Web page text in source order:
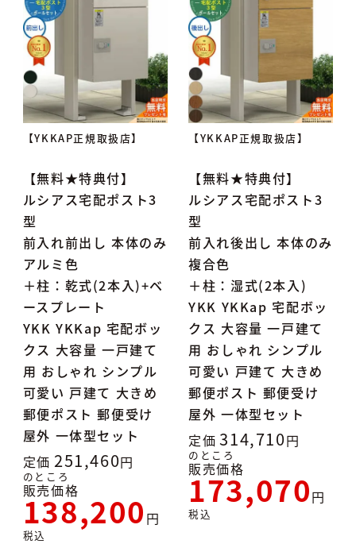
【YKKAP正規取扱店】
【無料★特典付】
ルシアス宅配ポスト3
型
前入れ前出し 本体のみ
アルミ色
＋柱：乾式(2本入)+ベ
ースプレート
YKK YKKap 宅配ボッ
クス 大容量 一戸建て
用 おしゃれ シンプル
可愛い 戸建て 大きめ
郵便ポスト 郵便受け
屋外 一体型セット
定価 251,460
のところ
販売価格
138,200
税込
【YKKAP正規取扱店】
【無料★特典付】
ルシアス宅配ポスト3
型
前入れ後出し 本体のみ
複合色
＋柱：湿式(2本入)
YKK YKKap 宅配ボッ
クス 大容量 一戸建て
用 おしゃれ シンプル
可愛い 戸建て 大きめ
郵便ポスト 郵便受け
屋外 一体型セット
定価 314,710
のところ
販売価格
173,070
税込